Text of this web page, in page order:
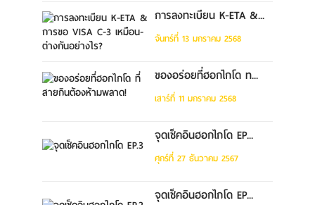
การลงทะเบียน K-ETA &...
จันทร์ที่ 13 มกราคม 2568
ของอร่อยที่ฮอกไกโด ท...
เสาร์ที่ 11 มกราคม 2568
จุดเช็คอินฮอกไกโด EP...
ศุกร์ที่ 27 ธันวาคม 2567
จุดเช็คอินฮอกไกโด EP...